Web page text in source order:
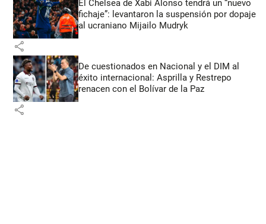
El Chelsea de Xabi Alonso tendrá un “nuevo
fichaje”: levantaron la suspensión por dopaje
al ucraniano Mijailo Mudryk
share
De cuestionados en Nacional y el DIM al
éxito internacional: Asprilla y Restrepo
renacen con el Bolívar de la Paz
share